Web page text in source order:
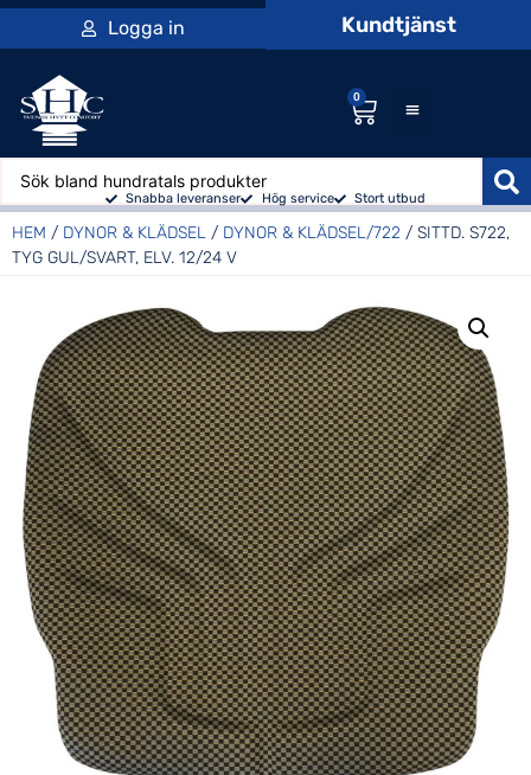
Logga in Kundtjänst
0
Snabba leveranser Hög service Stort utbud
HEM / DYNOR & KLÄDSEL / DYNOR & KLÄDSEL/722 / SITTD. S722,
TYG GUL/SVART, ELV. 12/24 V